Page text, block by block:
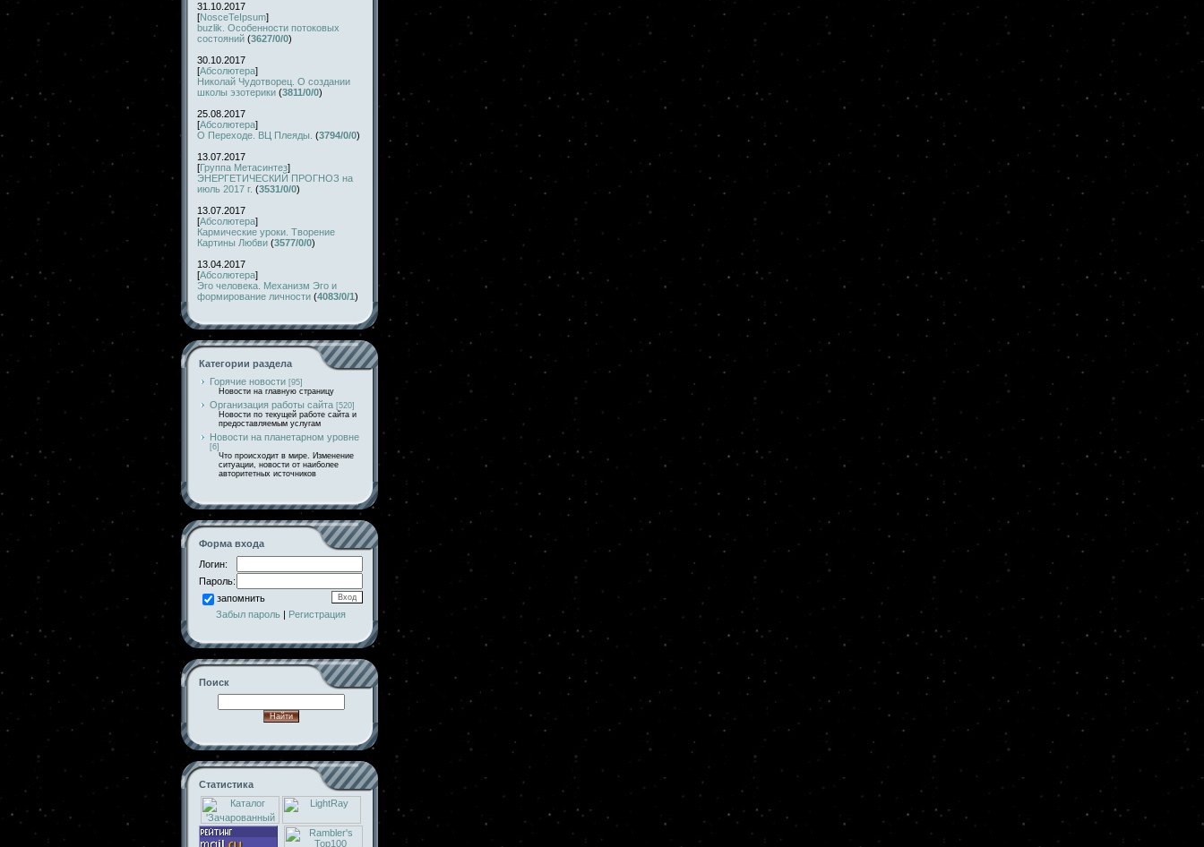
31.10.2017
[NosceTeIpsum]
buzlik. Особенности потоковых
состояний (3627/0/0)
30.10.2017
[Абсолютера]
Николай Чудотворец. О создании
школы эзотерики (3811/0/0)
25.08.2017
[Абсолютера]
О Переходе. ВЦ Плеяды. (3794/0/0)
13.07.2017
[Группа Метасинтез]
ЭНЕРГЕТИЧЕСКИЙ ПРОГНОЗ на
июль 2017 г. (3531/0/0)
13.07.2017
[Абсолютера]
Кармические уроки. Творение
Картины Любви (3577/0/0)
13.04.2017
[Абсолютера]
Эго человека. Механизм Эго и
формирование личности (4083/0/1)
Категории раздела
Горячие новости [95]
Новости на главную страницу
Организация работы сайта [520]
Новости по текущей работе сайта и
предоставляемым услугам
Новости на планетарном уровне
[6]
Что происходит в мире. Изменение
ситуации, новости от наиболее
авторитетных источников
Форма входа
Логин:
Пароль:
запомнить
Забыл пароль | Регистрация
Поиск
Статистика